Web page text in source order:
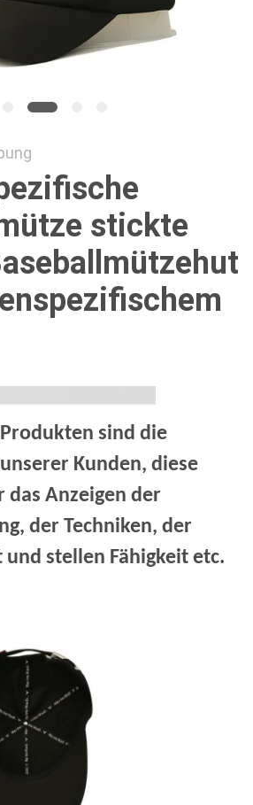
stickte
sind die
Kunden, diese
das Anzeigen der
der Techniken, der
stellen Fähigkeit etc.